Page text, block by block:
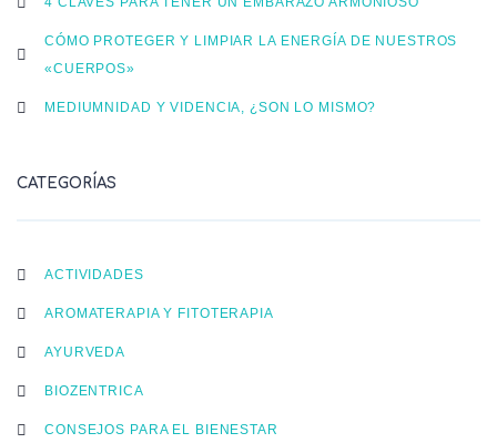
CÓMO PROTEGER Y LIMPIAR LA ENERGÍA DE NUESTROS
«CUERPOS»
MEDIUMNIDAD Y VIDENCIA, ¿SON LO MISMO?
CATEGORÍAS
ACTIVIDADES
AROMATERAPIA Y FITOTERAPIA
AYURVEDA
BIOZENTRICA
CONSEJOS PARA EL BIENESTAR